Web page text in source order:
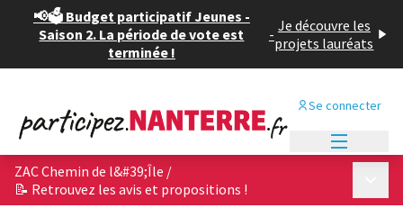
📢🗳️ Budget participatif Jeunes -
Saison 2. La période de vote est
terminée !
- Je découvre les
projets lauréats
Se connecter
ZAC Chemin de l&#39;Île /
📝 Retrouvez les avis et propositions !